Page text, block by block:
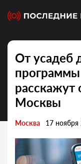
От усадеб
расскажут
Москвы
Москва 17 ноября